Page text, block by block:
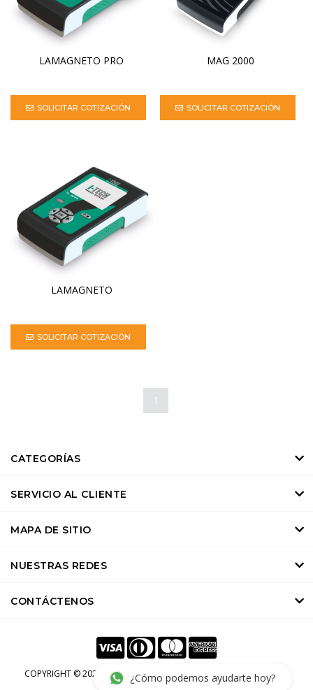
LAMAGNETO PRO
SOLICITAR COTIZACIÓN
MAG 2000
SOLICITAR COTIZACIÓN
LAMAGNETO
SOLICITAR COTIZACIÓN
1
CATEGORÍAS
SERVICIO AL CLIENTE
MAPA DE SITIO
NUESTRAS REDES
CONTÁCTENOS
COPYRIGHT ©2022 AITALULI.TODOS LOS DERECHOS RESERVADOS.
DESARROLLADO POR